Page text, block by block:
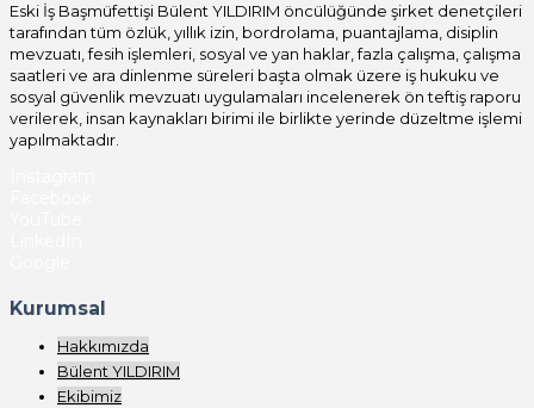
Eski İş Başmüfettişi Bülent YILDIRIM öncülüğünde şirket denetçileri
tarafından tüm özlük, yıllık izin, bordrolama, puantajlama, disiplin
mevzuatı, fesih işlemleri, sosyal ve yan haklar, fazla çalışma, çalışma
saatleri ve ara dinlenme süreleri başta olmak üzere iş hukuku ve
sosyal güvenlik mevzuatı uygulamaları incelenerek ön teftiş raporu
verilerek, insan kaynakları birimi ile birlikte yerinde düzeltme işlemi
yapılmaktadır.
Kurumsal
Hakkımızda
Bülent YILDIRIM
Ekibimiz